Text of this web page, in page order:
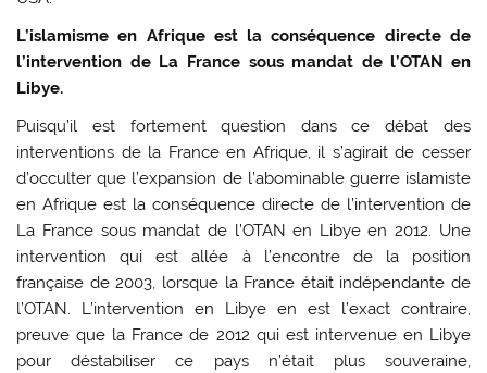
L’islamisme en Afrique est la conséquence directe de
l’intervention de La France sous mandat de l’OTAN en
Libye.
Puisqu’il est fortement question dans ce débat des
interventions de la France en Afrique, il s’agirait de cesser
d’occulter que l’expansion de l’abominable guerre islamiste
en Afrique est la conséquence directe de l’intervention de
La France sous mandat de l’OTAN en Libye en 2012. Une
intervention qui est allée à l’encontre de la position
française de 2003, lorsque la France était indépendante de
l’OTAN. L’intervention en Libye en est l’exact contraire,
preuve que la France de 2012 qui est intervenue en Libye
pour déstabiliser ce pays n’était plus souveraine,